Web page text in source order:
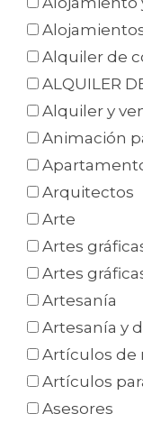
Alquiler de
ALQUILER
Alquiler y
Animación
Arquitectos
Arte
Artes
Artes
Artesanía
Artesanía y
Artículos de
Artículos
Asesores